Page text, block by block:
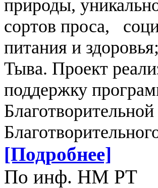
природы,
сортов проса,
питания и здоровья;
Тыва. Проект
поддержку
[Подробнее]
По инф. НМ РТ